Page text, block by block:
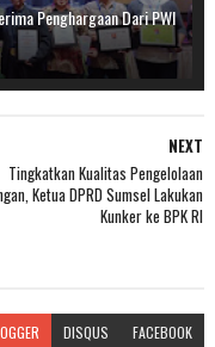
Penghargaan Dari PWI
NEXT
Tingkatkan Kualitas Pengelolaan
Ketua DPRD Sumsel Lakukan
Kunker ke BPK RI
DISQUS FACEBOOK